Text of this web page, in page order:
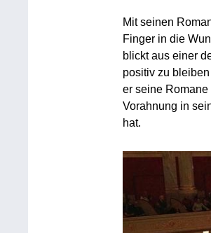
Mit seinen
Finger in die
blickt aus einer
positiv zu
er seine
Vorahnung in
hat.